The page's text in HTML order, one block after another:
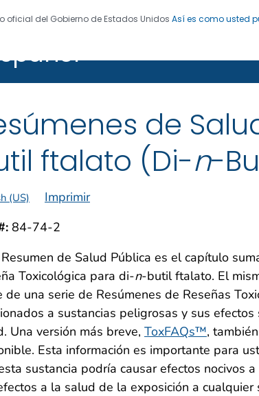
oficial del Gobierno de Estados Unidos Así es como usted
Tóxicas y el Registro de Enfermedades
de
ftalato (Di-n-
(US) Imprimir
84-74-2
de Salud Pública es el capítulo
Toxicológica para di-n-butil ftalato. El
de una serie de Resúmenes de Reseñas
a sustancias peligrosas y sus efectos
Una versión más breve, ToxFAQs™,
Esta información es importante para
sustancia podría causar efectos nocivos
a la salud de la exposición a cualquier